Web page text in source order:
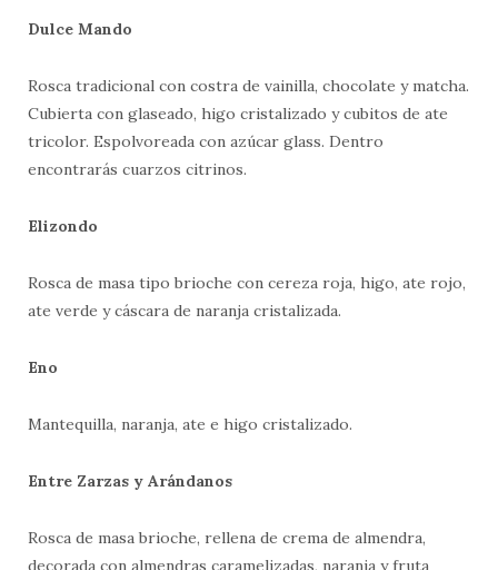
Dulce Mando
Rosca tradicional con costra de vainilla, chocolate y matcha.
Cubierta con glaseado, higo cristalizado y cubitos de ate
tricolor. Espolvoreada con azúcar glass. Dentro
encontrarás cuarzos citrinos.
Elizondo
Rosca de masa tipo brioche con cereza roja, higo, ate rojo,
ate verde y cáscara de naranja cristalizada.
Eno
Mantequilla, naranja, ate e higo cristalizado.
Entre Zarzas y Arándanos
Rosca de masa brioche, rellena de crema de almendra,
decorada con almendras caramelizadas, naranja y fruta